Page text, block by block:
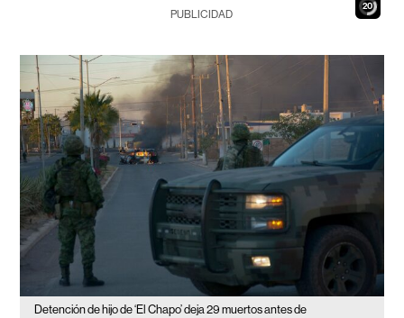
19
PUBLICIDAD
Detención de hijo de ‘El Chapo’ deja 29 muertos antes de